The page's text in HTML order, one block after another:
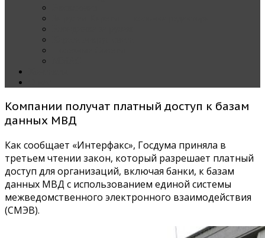
Компании получат платный доступ к базам
данных МВД
Как сообщает «Интерфакс», Госдума приняла в
третьем чтении закон, который разрешает платный
доступ для организаций, включая банки, к базам
данных МВД с использованием единой системы
межведомственного электронного взаимодействия
(СМЭВ).